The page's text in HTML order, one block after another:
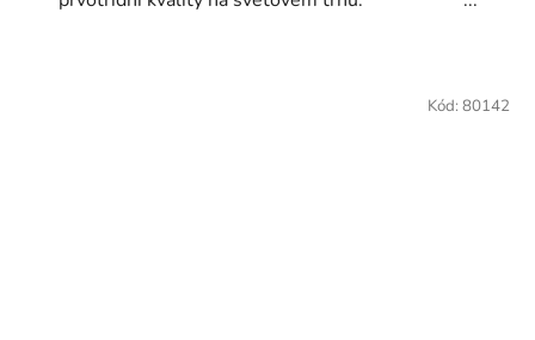
Kód: 80142